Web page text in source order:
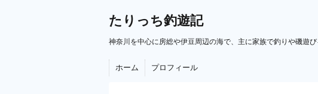
たりっち釣遊記
神奈川を中心に房総や伊豆周辺の海で、主に家族で釣りや磯遊
ホーム プロフィール